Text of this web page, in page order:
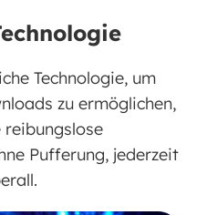
Technologie, um
zu ermöglichen,
reibungslose
Pufferung, jederzeit